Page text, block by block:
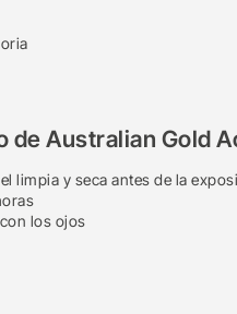
de Australian Gold
limpia y seca antes de la
los ojos